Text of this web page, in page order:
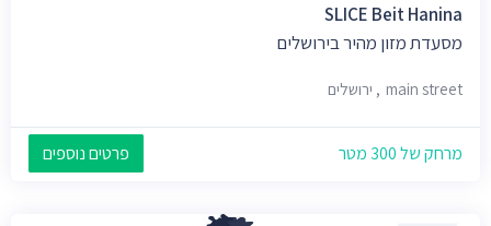
SLICE Beit Hanina
מסעדת מזון מהיר בירושלים
main street, ירושלים
מרחק של 300 מטר פרטים נוספים